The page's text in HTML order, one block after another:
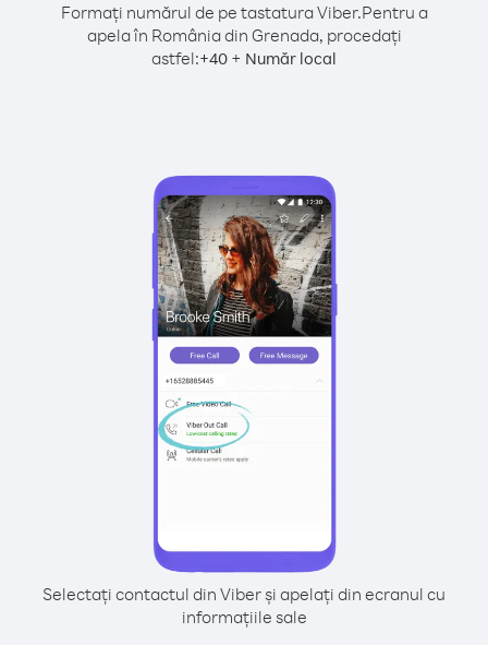
Formați numărul de pe tastatura Viber.Pentru a
apela în România din Grenada, procedați
astfel:+40 + Număr local
Selectați contactul din Viber și apelați din ecranul cu
informațiile sale